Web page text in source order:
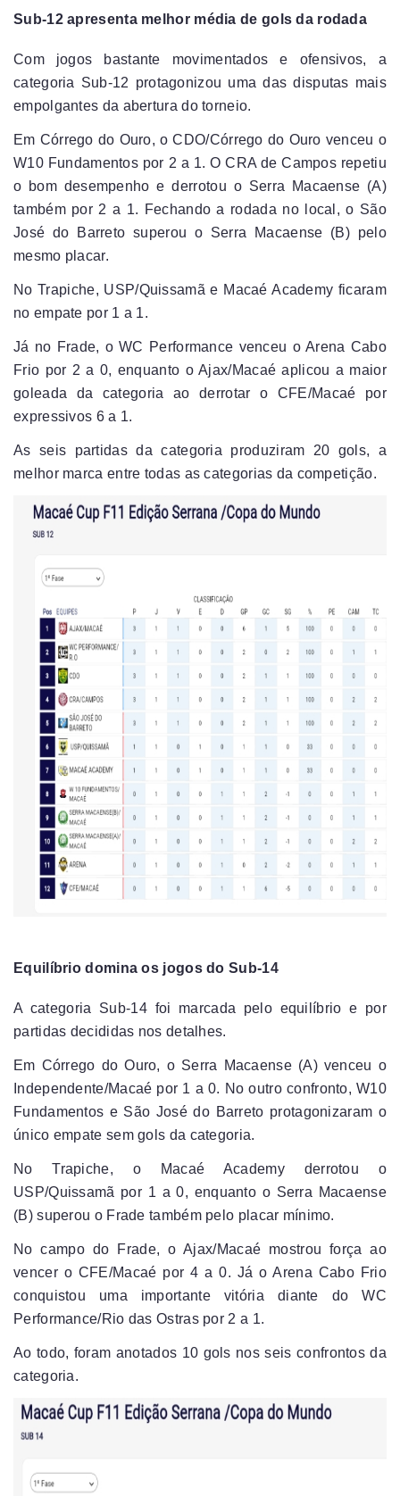
Sub-12 apresenta melhor média de gols da rodada
Com jogos bastante movimentados e ofensivos, a
categoria Sub-12 protagonizou uma das disputas mais
empolgantes da abertura do torneio.
Em Córrego do Ouro, o CDO/Córrego do Ouro venceu o
W10 Fundamentos por 2 a 1. O CRA de Campos repetiu
o bom desempenho e derrotou o Serra Macaense (A)
também por 2 a 1. Fechando a rodada no local, o São
José do Barreto superou o Serra Macaense (B) pelo
mesmo placar.
No Trapiche, USP/Quissamã e Macaé Academy ficaram
no empate por 1 a 1.
Já no Frade, o WC Performance venceu o Arena Cabo
Frio por 2 a 0, enquanto o Ajax/Macaé aplicou a maior
goleada da categoria ao derrotar o CFE/Macaé por
expressivos 6 a 1.
As seis partidas da categoria produziram 20 gols, a
melhor marca entre todas as categorias da competição.
Equilíbrio domina os jogos do Sub-14
A categoria Sub-14 foi marcada pelo equilíbrio e por
partidas decididas nos detalhes.
Em Córrego do Ouro, o Serra Macaense (A) venceu o
Independente/Macaé por 1 a 0. No outro confronto, W10
Fundamentos e São José do Barreto protagonizaram o
único empate sem gols da categoria.
No Trapiche, o Macaé Academy derrotou o
USP/Quissamã por 1 a 0, enquanto o Serra Macaense
(B) superou o Frade também pelo placar mínimo.
No campo do Frade, o Ajax/Macaé mostrou força ao
vencer o CFE/Macaé por 4 a 0. Já o Arena Cabo Frio
conquistou uma importante vitória diante do WC
Performance/Rio das Ostras por 2 a 1.
Ao todo, foram anotados 10 gols nos seis confrontos da
categoria.